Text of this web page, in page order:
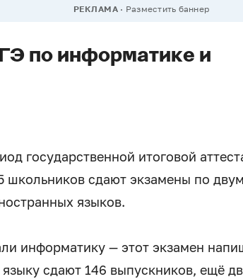
РЕКЛАМА Разместить баннер
по информатике и
государственной итоговой
школьников сдают экзамены по двум
языков.
информатику — этот экзамен
сдают 146 выпускников, ещё